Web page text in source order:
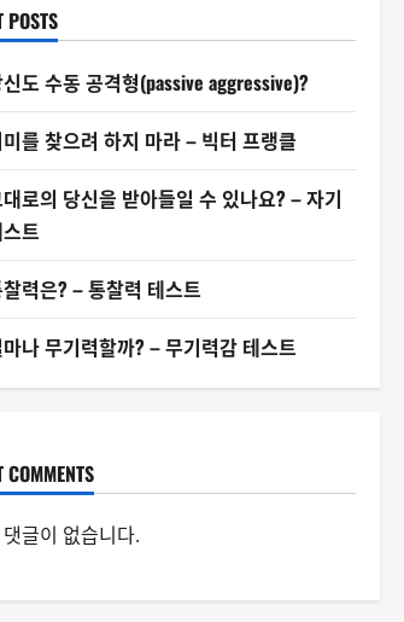
POSTS
도 수동 공격형(passive aggressive)?
를 찾으려 하지 마라 – 빅터 프랭클
로의 당신을 받아들일 수 있나요? – 자기
트
력은? – 통찰력 테스트
나 무기력할까? – 무기력감 테스트
COMMENTS
글이 없습니다.